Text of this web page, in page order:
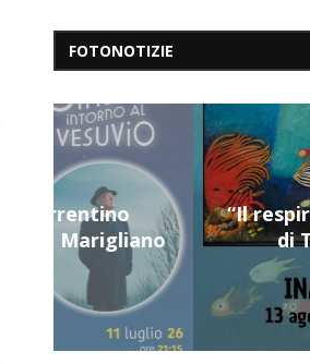
FOTONOTIZIE
“Il respiro del mare”,
di Terry